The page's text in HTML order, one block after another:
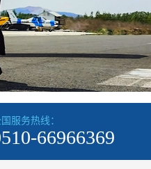
服务热线：
66966369